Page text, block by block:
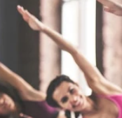
Termes de recherche
”Protein Powder“
”Overnight Oats“
”Vegan protein“
”Collagen“
”Micellar Casein“